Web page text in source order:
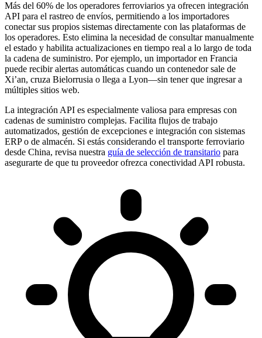
Más del 60% de los operadores ferroviarios ya ofrecen integración
API para el rastreo de envíos, permitiendo a los importadores
conectar sus propios sistemas directamente con las plataformas de
los operadores. Esto elimina la necesidad de consultar manualmente
el estado y habilita actualizaciones en tiempo real a lo largo de toda
la cadena de suministro. Por ejemplo, un importador en Francia
puede recibir alertas automáticas cuando un contenedor sale de
Xi’an, cruza Bielorrusia o llega a Lyon—sin tener que ingresar a
múltiples sitios web.
La integración API es especialmente valiosa para empresas con
cadenas de suministro complejas. Facilita flujos de trabajo
automatizados, gestión de excepciones e integración con sistemas
ERP o de almacén. Si estás considerando el transporte ferroviario
desde China, revisa nuestra guía de selección de transitario para
asegurarte de que tu proveedor ofrezca conectividad API robusta.